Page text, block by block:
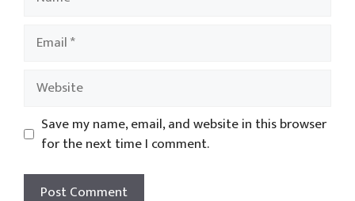
Email
Website
Save my name, email, and website in this browser
for the next time I comment.